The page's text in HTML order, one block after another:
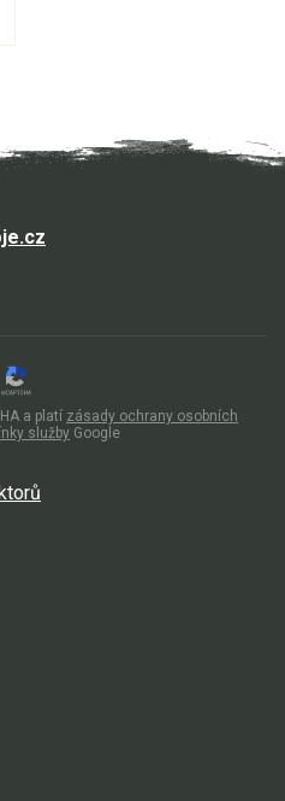
a platí zásady ochrany osobních
služby Google